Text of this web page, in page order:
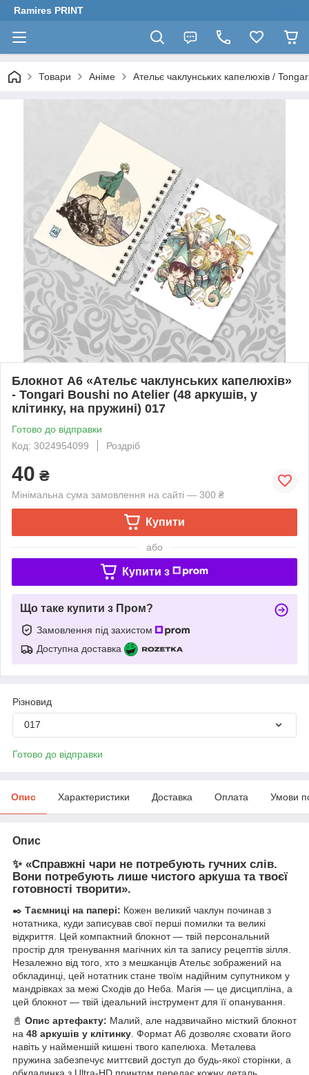
Ramires PRINT
Товари Аніме Ательє чаклунських капелюхів /
Блокнот А6 «Ательє чаклунських капелюхів»
- Tongari Boushi no Atelier (48 аркушів, у
клітинку, на пружині) 017
Готово до відправки
Код: 3024954099
Роздріб
40 ₴
Мінімальна сума замовлення на сайті — 300 ₴
Купити
або
Купити з
Що таке купити з Пром?
Замовлення під захистом
Доступна доставка
Різновид
017
Готово до відправки
Опис Характеристики Доставка Оплата Умови
Опис
✨ «Справжні чари не потребують гучних слів.
Вони потребують лише чистого аркуша та твоєї
готовності творити».
✒️ Таємниці на папері: Кожен великий чаклун починав з
нотатника, куди записував свої перші помилки та великі
відкриття. Цей компактний блокнот — твій персональний
простір для тренування магічних кіл та запису рецептів зілля.
Незалежно від того, хто з мешканців Ательє зображений на
обкладинці, цей нотатник стане твоїм надійним супутником у
мандрівках за межі Сходів до Неба. Магія — це дисципліна, а
цей блокнот — твій ідеальний інструмент для її опанування.
📓 Опис артефакту: Малий, але надзвичайно місткий блокнот
на 48 аркушів у клітинку . Формат А6 дозволяє сховати його
навіть у найменшій кишені твого капелюха. Металева
пружина забезпечує миттєвий доступ до будь-якої сторінки, а
обкладинка з Ultra-HD принтом передає кожну деталь